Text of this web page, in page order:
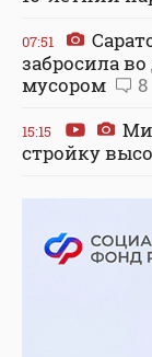
07:51
забросила
мусором
8
15:15
стройку